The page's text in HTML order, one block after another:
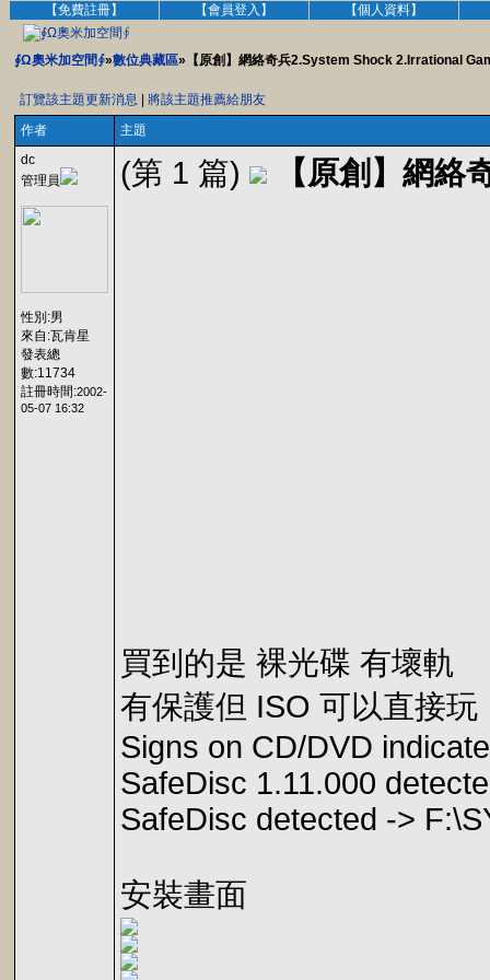
【免費註冊】 【會員登入】 【個人資料】
∮Ω奧米加空間∮»數位典藏區»【原創】網絡奇兵2.System Shock 2.Irrational
訂覽該主題更新消息
將該主題推薦給朋友
作者
主題
dc
管理員
性別:男
來自:瓦肯星
發表總
數:11734
註冊時間:2002-
05-07 16:32
(第 1 篇) 【原創】網
買到的是 裸光碟 有壞軌
有保護但 ISO 可以直接玩
Signs on CD/DVD
SafeDisc 1.11.000
SafeDisc detected ->
安裝畫面